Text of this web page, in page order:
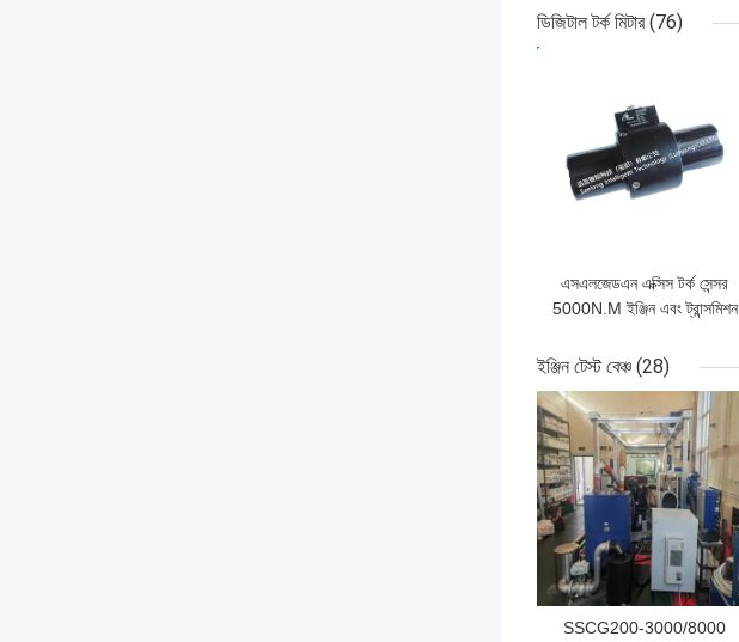
ডিজিটাল টর্ক মিটার (76)
এসএলজেডএন এক্সিস টর্ক সেন্সর
5000N.M ইঞ্জিন এবং ট্রান্সমিশন
ইঞ্জিন টেস্ট বেঞ্চ (28)
SSCG200-3000/8000
ভালো দাম